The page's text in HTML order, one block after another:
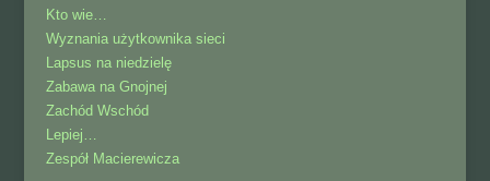
Kto wie…
Wyznania użytkownika sieci
Lapsus na niedzielę
Zabawa na Gnojnej
Zachód Wschód
Lepiej…
Zespół Macierewicza